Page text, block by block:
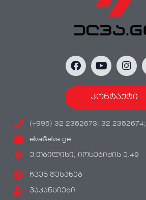
კონტაქტი
(+995) 32 2382673; 32 2382674;
elva@elva.ge
ქ.თბილისი, იოსებიძის ქ.49
ჩვენ შესახებ
ვაკანსიები